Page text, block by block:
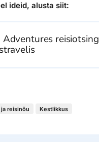
ideid, alusta siit:
Adventures reisiotsing
reisinõu Kestlikkus